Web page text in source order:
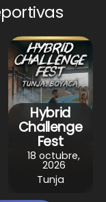
r
e
Hybrid
Challenge
Fest
18 octubre,
2026
Tunja